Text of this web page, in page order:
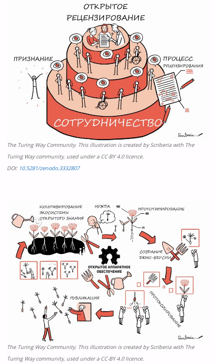
The Turing Way Community. This illustration is created by Scriberia with The
Turing Way community, used under a CC-BY 4.0 licence.
DOI: 10.5281/zenodo.3332807
The Turing Way Community. This illustration is created by Scriberia with The
Turing Way community, used under a CC-BY 4.0 licence.